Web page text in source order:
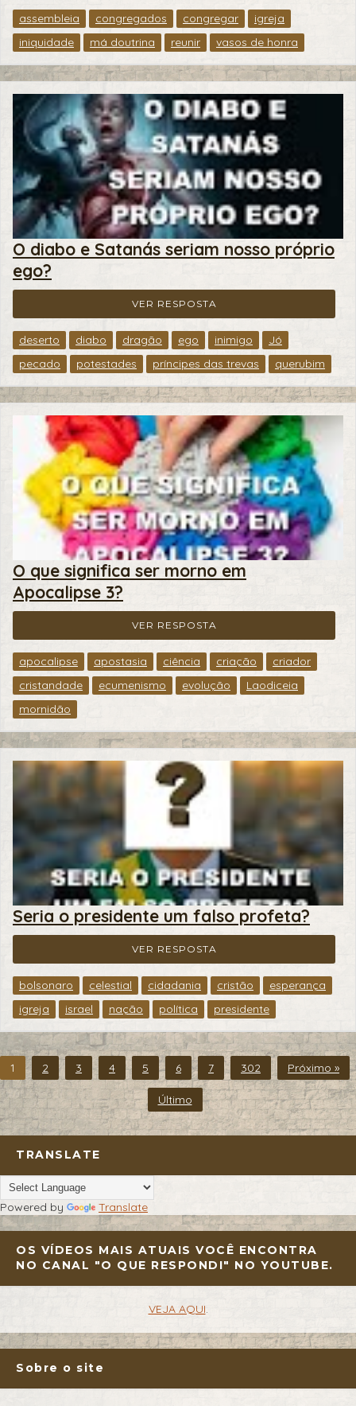
assembleia congregados congregar
igreja
iniquidade
má doutrina reunir vasos de honra
O diabo e Satanás seriam nosso próprio
ego?
VER RESPOSTA
deserto diabo dragão ego inimigo
Jó
pecado
potestades príncipes das trevas querubim
O que significa ser morno em
Apocalipse 3?
VER RESPOSTA
apocalipse apostasia ciência criação
criador
cristandade
ecumenismo evolução
Laodiceia
mornidão
Seria o presidente um falso profeta?
VER RESPOSTA
bolsonaro celestial cidadania cristão
esperança
igreja
israel nação política presidente
1 2 3 4 5 6 7 302 Próximo »
Último
TRANSLATE
Powered by Translate
OS VÍDEOS MAIS ATUAIS VOCÊ ENCONTRA
NO CANAL "O QUE RESPONDI" NO YOUTUBE.
VEJA AQUI.
Sobre o site